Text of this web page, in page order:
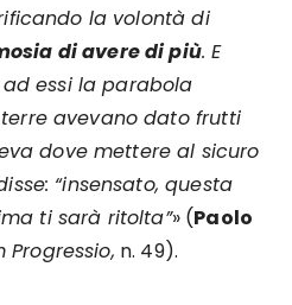
la volontà di
di avere di più. E
essi la parabola
avevano dato frutti
dove mettere al sicuro
“insensato, questa
ti sarà ritolta”» (Paolo
Progressio, n. 49).